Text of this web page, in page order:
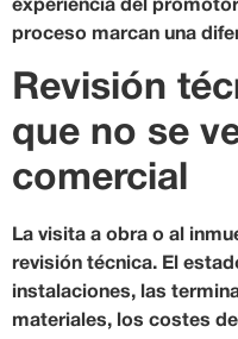
experiencia del
proceso marcan una
Revisión
que no se
comercial
La visita a obra o al
revisión técnica. El
instalaciones, las
materiales, los costes